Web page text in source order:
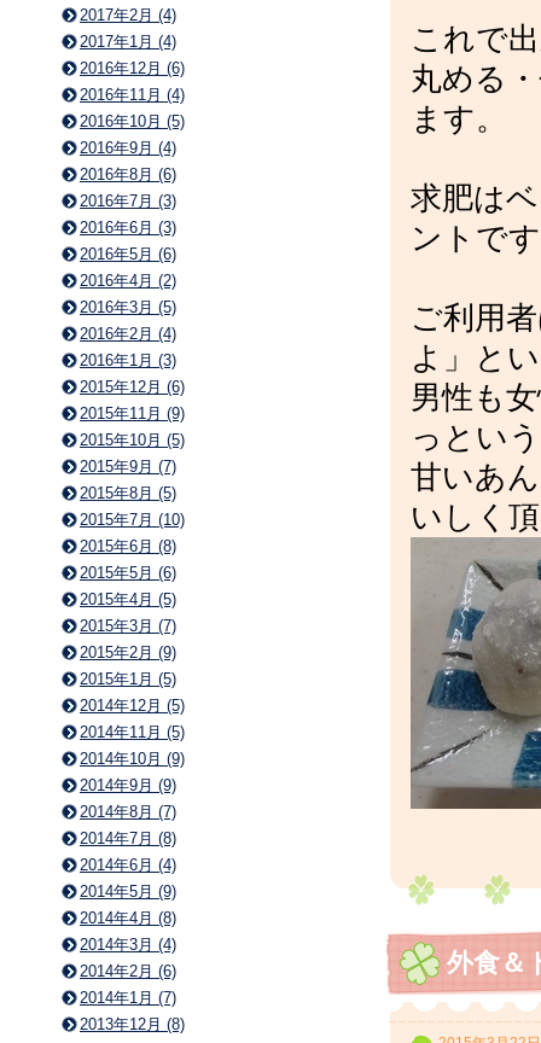
これで
丸める
ます。
求肥は
ントで
ご利用
よ」と
男性も
っとい
甘いあ
いしく
外食＆
2017年2月 (4)
2017年1月 (4)
2016年12月 (6)
2016年11月 (4)
2016年10月 (5)
2016年9月 (4)
2016年8月 (6)
2016年7月 (3)
2016年6月 (3)
2016年5月 (6)
2016年4月 (2)
2016年3月 (5)
2016年2月 (4)
2016年1月 (3)
2015年12月 (6)
2015年11月 (9)
2015年10月 (5)
2015年9月 (7)
2015年8月 (5)
2015年7月 (10)
2015年6月 (8)
2015年5月 (6)
2015年4月 (5)
2015年3月 (7)
2015年2月 (9)
2015年1月 (5)
2014年12月 (5)
2014年11月 (5)
2014年10月 (9)
2014年9月 (9)
2014年8月 (7)
2014年7月 (8)
2014年6月 (4)
2014年5月 (9)
2014年4月 (8)
2014年3月 (4)
2014年2月 (6)
2014年1月 (7)
2013年12月 (8)